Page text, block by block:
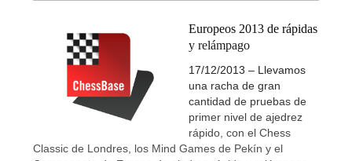
Europeos 2013 de rápidas
y relámpago
17/12/2013 – Llevamos
una racha de gran
cantidad de pruebas de
primer nivel de ajedrez
rápido, con el Chess
Classic de Londres, los Mind Games de Pekín y el